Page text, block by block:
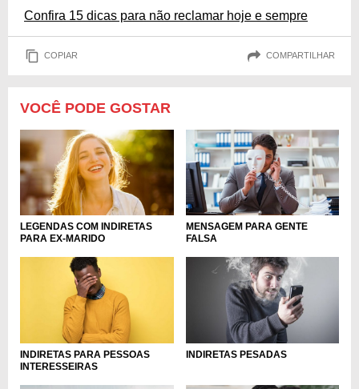
Confira 15 dicas para não reclamar hoje e sempre
COPIAR COMPARTILHAR
VOCÊ PODE GOSTAR
LEGENDAS COM INDIRETAS
PARA EX-MARIDO
MENSAGEM PARA GENTE
FALSA
INDIRETAS PARA PESSOAS
INTERESSEIRAS
INDIRETAS PESADAS